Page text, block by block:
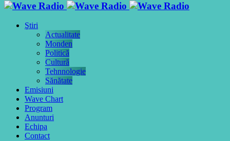
Ştiri
Actualitate
Monden
Politică
Cultură
Tehnnologie
Sănătate
Emisiuni
Wave Chart
Program
Anunturi
Echipa
Contact